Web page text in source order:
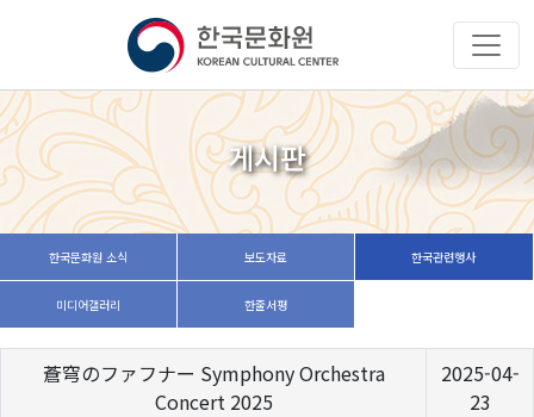
게시판
한국문화원 소식 보도자료 한국관련행사
미디어갤러리 한줄서평
蒼穹のファフナー Symphony Orchestra
Concert 2025
2025-04-
23